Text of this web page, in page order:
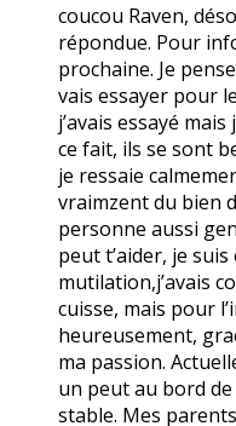
coucou Raven,
répondue. Pour
prochaine. Je
vais essayer pour
j’avais essayé
ce fait, ils se sont
je ressaie
vraimzent du bien
personne aussi
peut t’aider, je
mutilation,j’avais
cuisse, mais pour
heureusement,
ma passion.
un peut au bord
stable. Mes